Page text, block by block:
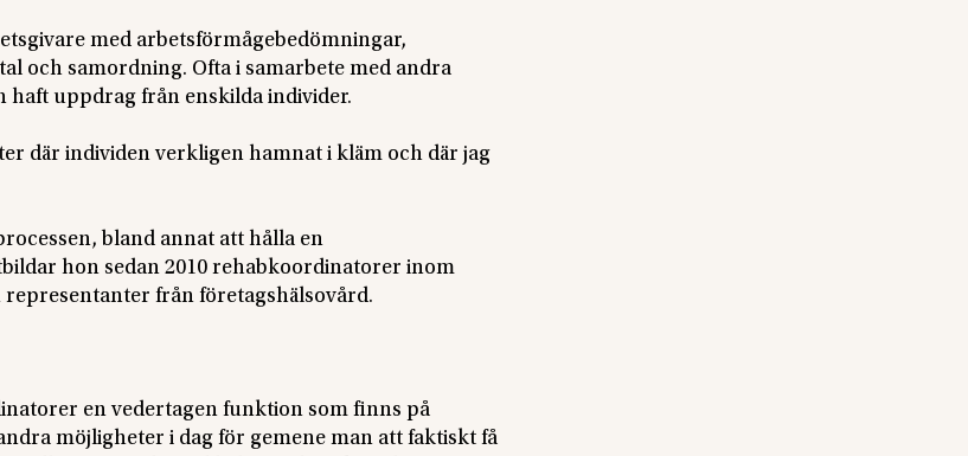
med arbetsförmågebedömningar,
och samordning. Ofta i samarbete med andra
uppdrag från enskilda individer.
där individen verkligen hamnat i kläm och där jag
bland annat att hålla en
hon sedan 2010 rehabkoordinatorer inom
från företagshälsovård.
en vedertagen funktion som finns på
möjligheter i dag för gemene man att faktiskt få